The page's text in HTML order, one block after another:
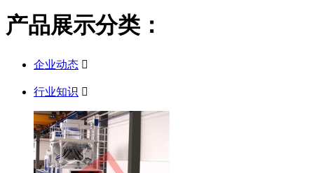
产品展示分类：
企业动态 
行业知识 